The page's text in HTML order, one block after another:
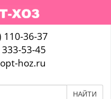
36-37
53-45
hoz.ru
НАЙТИ